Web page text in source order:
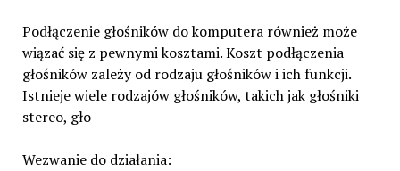
Podłączenie głośników do komputera również może
wiązać się z pewnymi kosztami. Koszt podłączenia
głośników zależy od rodzaju głośników i ich funkcji.
Istnieje wiele rodzajów głośników, takich jak głośniki
stereo, gło
Wezwanie do działania: